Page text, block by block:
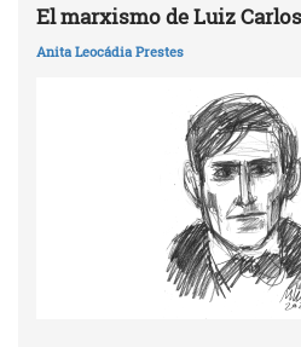
El marxismo de Luiz
Anita Leocádia Prestes